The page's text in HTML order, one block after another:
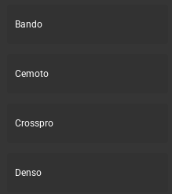
Bando
Cemoto
Crosspro
Denso